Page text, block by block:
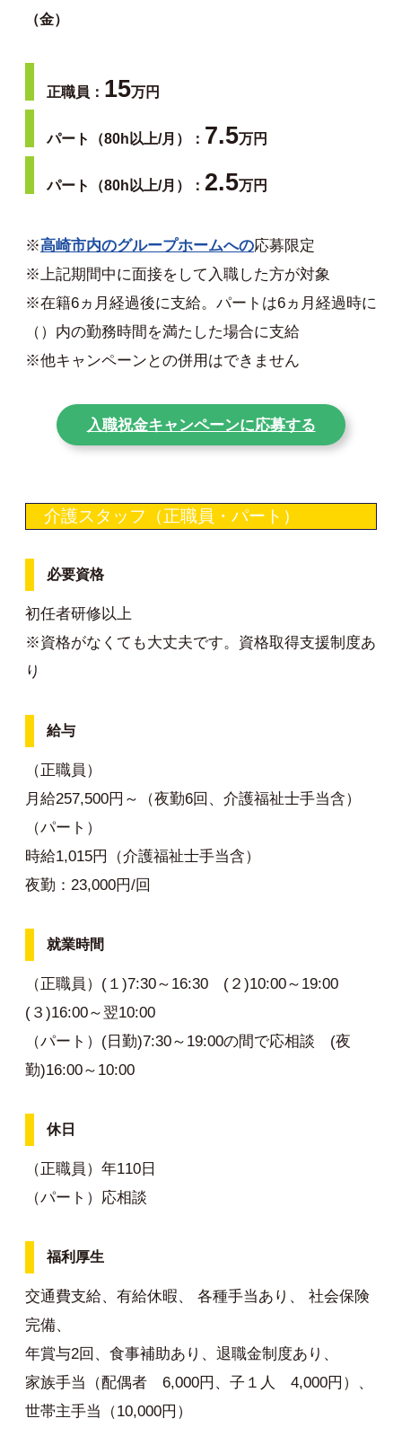
（金）
正職員： 15万円
パート（80h以上/月）： 7.5万円
パート（80h以上/月）： 2.5万円
※高崎市内のグループホームへの応募限定
※上記期間中に面接をして入職した方が対象
※在籍6ヵ月経過後に支給。パートは6ヵ月経過時に
（）内の勤務時間を満たした場合に支給
※他キャンペーンとの併用はできません
入職祝金キャンペーンに応募する
介護スタッフ（正職員・パート）
必要資格
初任者研修以上
※資格がなくても大丈夫です。資格取得支援制度あ
り
給与
（正職員）
月給257,500円～（夜勤6回、介護福祉士手当含）
（パート）
時給1,015円（介護福祉士手当含）
夜勤：23,000円/回
就業時間
（正職員）(１)7:30～16:30 (２)10:00～19:00
(３)16:00～翌10:00
（パート）(日勤)7:30～19:00の間で応相談 (夜
勤)16:00～10:00
休日
（正職員）年110日
（パート）応相談
福利厚生
交通費支給、有給休暇、 各種手当あり、 社会保険
完備、
年賞与2回、食事補助あり、退職金制度あり、
家族手当（配偶者 6,000円、子１人 4,000円）、
世帯主手当（10,000円）